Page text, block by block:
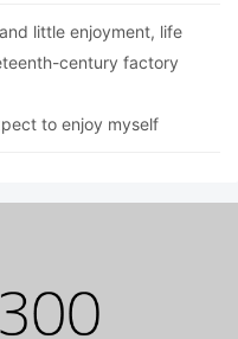
little enjoyment, life
century factory
to enjoy myself